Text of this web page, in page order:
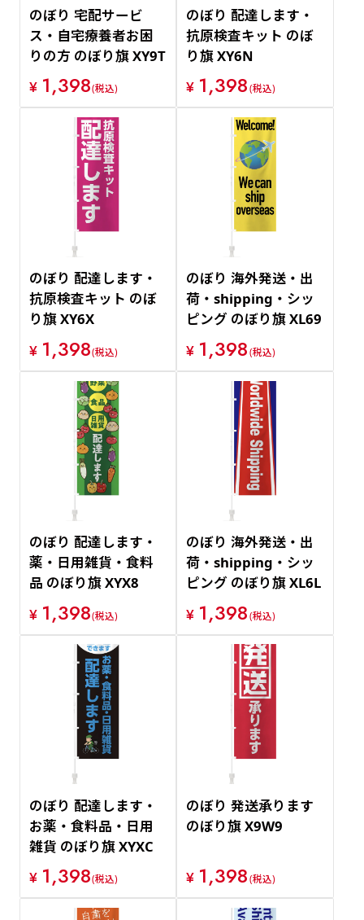
のぼり 宅配サービ
ス・自宅療養者お困
りの方 のぼり旗 XY9T
¥ 1,398(税込)
のぼり 配達します・
抗原検査キット のぼ
り旗 XY6N
¥ 1,398(税込)
のぼり 配達します・
抗原検査キット のぼ
り旗 XY6X
¥ 1,398(税込)
のぼり 海外発送・出
荷・shipping・シッ
ピング のぼり旗 XL69
¥ 1,398(税込)
のぼり 配達します・
薬・日用雑貨・食料
品 のぼり旗 XYX8
¥ 1,398(税込)
のぼり 海外発送・出
荷・shipping・シッ
ピング のぼり旗 XL6L
¥ 1,398(税込)
のぼり 配達します・
お薬・食料品・日用
雑貨 のぼり旗 XYXC
¥ 1,398(税込)
のぼり 発送承ります
のぼり旗 X9W9
¥ 1,398(税込)